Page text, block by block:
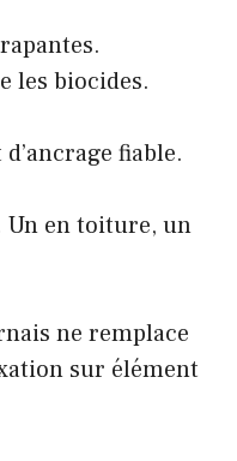
les biocides.
fiable.
Un en toiture, un
ne remplace
sur élément